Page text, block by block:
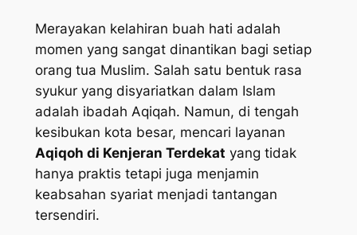
Merayakan kelahiran buah hati adalah
momen yang sangat dinantikan bagi setiap
orang tua Muslim. Salah satu bentuk rasa
syukur yang disyariatkan dalam Islam
adalah ibadah Aqiqah. Namun, di tengah
kesibukan kota besar, mencari layanan
Aqiqoh di Kenjeran Terdekat yang tidak
hanya praktis tetapi juga menjamin
keabsahan syariat menjadi tantangan
tersendiri.